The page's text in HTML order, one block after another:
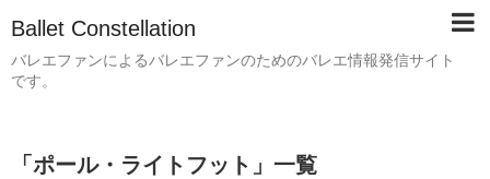
Ballet Constellation
バレエファンによるバレエファンのためのバレエ情報発信サイト
です。
「 ポール・ライトフット 」 一覧